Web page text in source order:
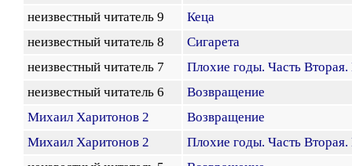
неизвестный читатель 9
Кеца
неизвестный читатель 8
Сигарета
неизвестный читатель 7
Плохие годы. Часть
неизвестный читатель 6
Возвращение
Михаил Харитонов 2
Возвращение
Михаил Харитонов 2
Плохие годы. Часть